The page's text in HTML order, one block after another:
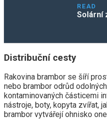
READ
Solární
Distribuční cesty
Rakovina brambor se šíří
nebo brambor odrůd
kontaminovaných částicemi
nástroje, boty, kopyta zvířat,
brambor vytvářejí ohnisko